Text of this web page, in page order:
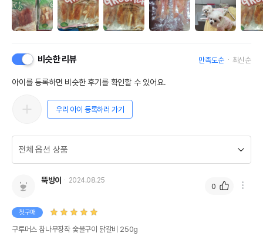
비슷한 리뷰 만족도순 최신순
아이를 등록하면 비슷한 후기를 확인할 수 있어요.
우리 아이 등록하러 가기
뚝방이 2024.08.25
첫구매
구루머스 참나무장작 숯불구이 닭갈비 250g
0